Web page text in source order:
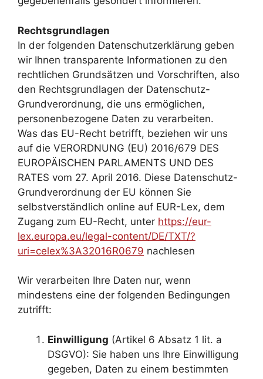
Rechtsgrundlagen
In der folgenden Datenschutzerklärung geben
wir Ihnen transparente Informationen zu den
rechtlichen Grundsätzen und Vorschriften, also
den Rechtsgrundlagen der Datenschutz-
Grundverordnung, die uns ermöglichen,
personenbezogene Daten zu verarbeiten.
Was das EU-Recht betrifft, beziehen wir uns
auf die VERORDNUNG (EU) 2016/679 DES
EUROPÄISCHEN PARLAMENTS UND DES
RATES vom 27. April 2016. Diese Datenschutz-
Grundverordnung der EU können Sie
selbstverständlich online auf EUR-Lex, dem
Zugang zum EU-Recht, unter https://eur-
lex.europa.eu/legal-content/DE/TXT/?
uri=celex%3A32016R0679 nachlesen
Wir verarbeiten Ihre Daten nur, wenn
mindestens eine der folgenden Bedingungen
zutrifft:
Einwilligung (Artikel 6 Absatz 1 lit. a
DSGVO): Sie haben uns Ihre Einwilligung
gegeben, Daten zu einem bestimmten